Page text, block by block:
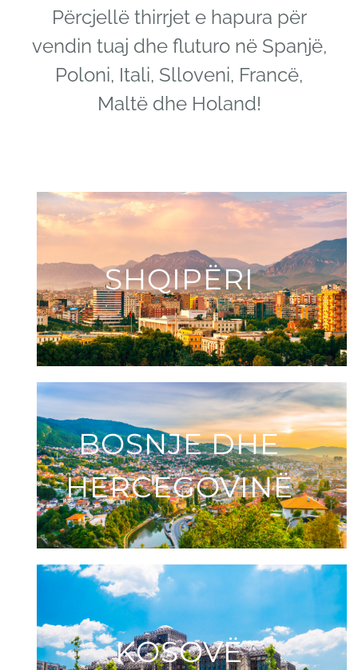
Përcjellë thirrjet e hapura për
vendin tuaj dhe fluturo në Spanjë,
Poloni, Itali, Slloveni, Francë,
Maltë dhe Holand!
SHQIPËRI
BOSNJE DHE
HERCEGOVINË
KOSOVË